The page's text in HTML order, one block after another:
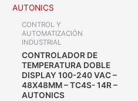
CONTROL Y
AUTOMATIZACIÓN
INDUSTRIAL
CONTROLADOR DE
TEMPERATURA DOBLE
DISPLAY 100-240 VAC –
48X48MM – TC4S- 14R –
AUTONICS